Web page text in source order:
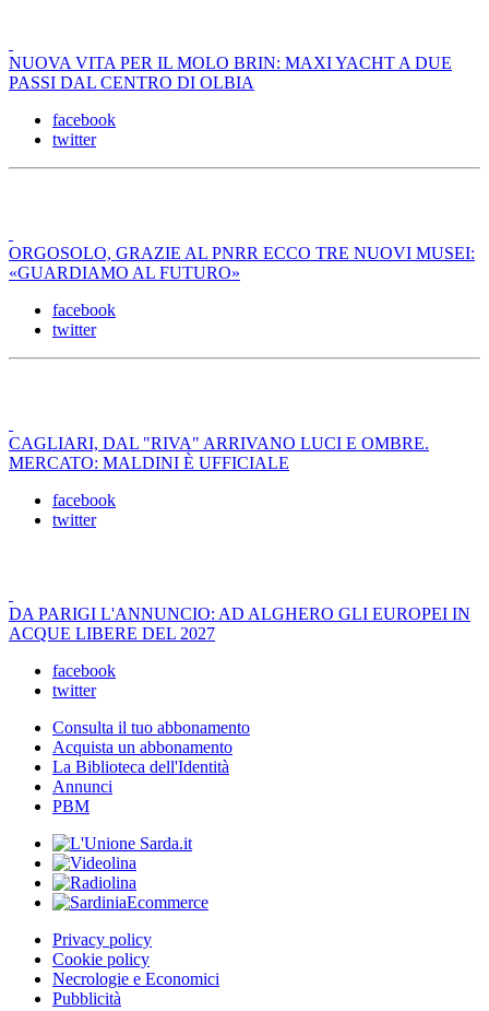
NUOVA VITA PER IL MOLO BRIN: MAXI YACHT A DUE
PASSI DAL CENTRO DI OLBIA
facebook
twitter
ORGOSOLO, GRAZIE AL PNRR ECCO TRE NUOVI MUSEI:
«GUARDIAMO AL FUTURO»
facebook
twitter
CAGLIARI, DAL "RIVA" ARRIVANO LUCI E OMBRE.
MERCATO: MALDINI È UFFICIALE
facebook
twitter
DA PARIGI L'ANNUNCIO: AD ALGHERO GLI EUROPEI IN
ACQUE LIBERE DEL 2027
facebook
twitter
Consulta il tuo abbonamento
Acquista un abbonamento
La Biblioteca dell'Identità
Annunci
PBM
Privacy policy
Cookie policy
Necrologie e Economici
Pubblicità